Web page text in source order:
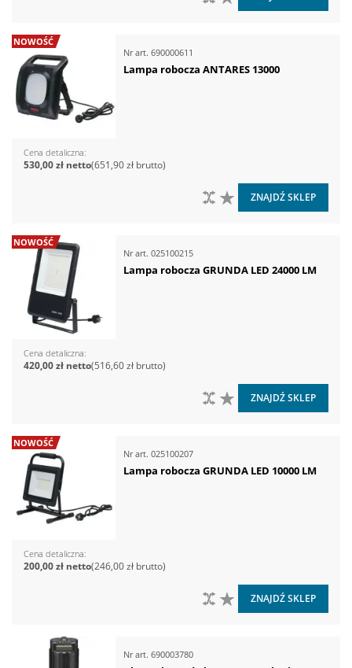
NOWOŚĆ
Nr art. 690000611
Lampa robocza ANTARES 13000
Cena detaliczna
651,90 zł
530,00 zł
DO LISTY ŻYCZEŃ
DO PORÓWNANIA
ZNAJDŹ SKLEP
NOWOŚĆ
Nr art. 025100215
Lampa robocza GRUNDA LED 24000 LM
Cena detaliczna
516,60 zł
420,00 zł
DO LISTY ŻYCZEŃ
DO PORÓWNANIA
ZNAJDŹ SKLEP
NOWOŚĆ
Nr art. 025100207
Lampa robocza GRUNDA LED 10000 LM
Cena detaliczna
246,00 zł
200,00 zł
DO LISTY ŻYCZEŃ
DO PORÓWNANIA
ZNAJDŹ SKLEP
Nr art. 690003780